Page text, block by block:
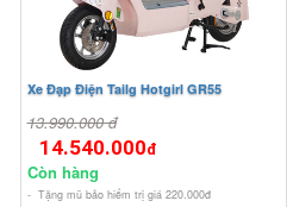
Xe Đạp Điện Tailg Hotgirl GR55
13.990.000 đ
14.540.000đ
Còn hàng
- Tặng mũ bảo hiểm trị giá 220.000đ